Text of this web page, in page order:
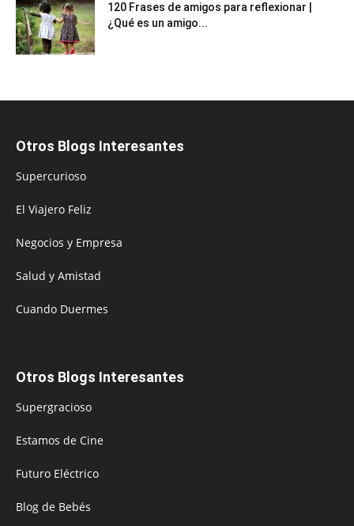
120 Frases de amigos para reflexionar |
¿Qué es un amigo...
Otros Blogs Interesantes
Supercurioso
El Viajero Feliz
Negocios y Empresa
Salud y Amistad
Cuando Duermes
Otros Blogs Interesantes
Supergracioso
Estamos de Cine
Futuro Eléctrico
Blog de Bebés